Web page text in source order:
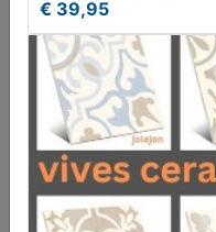
tegels
€ 49,95
€ 39,95